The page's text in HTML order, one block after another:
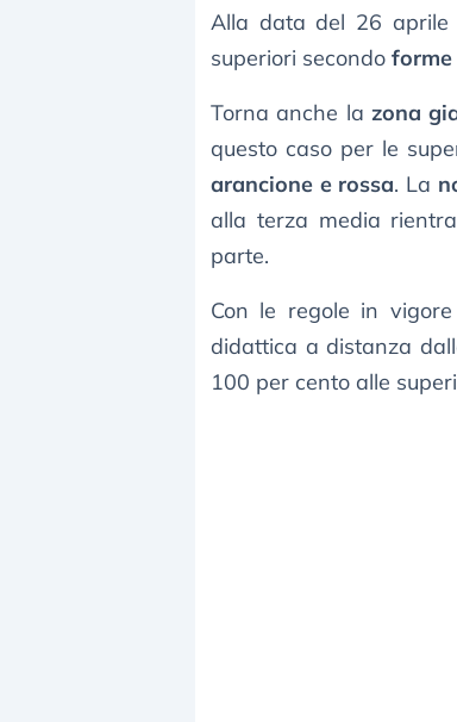
Alla data del 26 aprile
superiori secondo
Torna anche la zona
questo caso per le
arancione e rossa. La
alla terza media
parte.
Con le regole in
didattica a distanza
100 per cento alle